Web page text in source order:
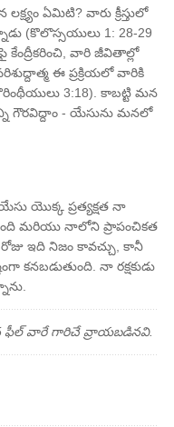
లక్ష్యం ఏమిటి? వారు క్రీస్తులో
(కొలొస్సయులు 1: 28-29
వారి జీవితాల్లో
ఈ ప్రక్రియలో వారికి
3:18). కాబట్టి మన
గౌరవిద్దాం - యేసును మనలో
యొక్క ప్రత్యక్షత నా
మరియు నాలోని ప్రాపంచికత
ఇది నిజం కావచ్చు, కానీ
కనబడుతుంది. నా రక్షకుడు
ఫీల్ వారే గారిచే వ్రాయబడినవి.